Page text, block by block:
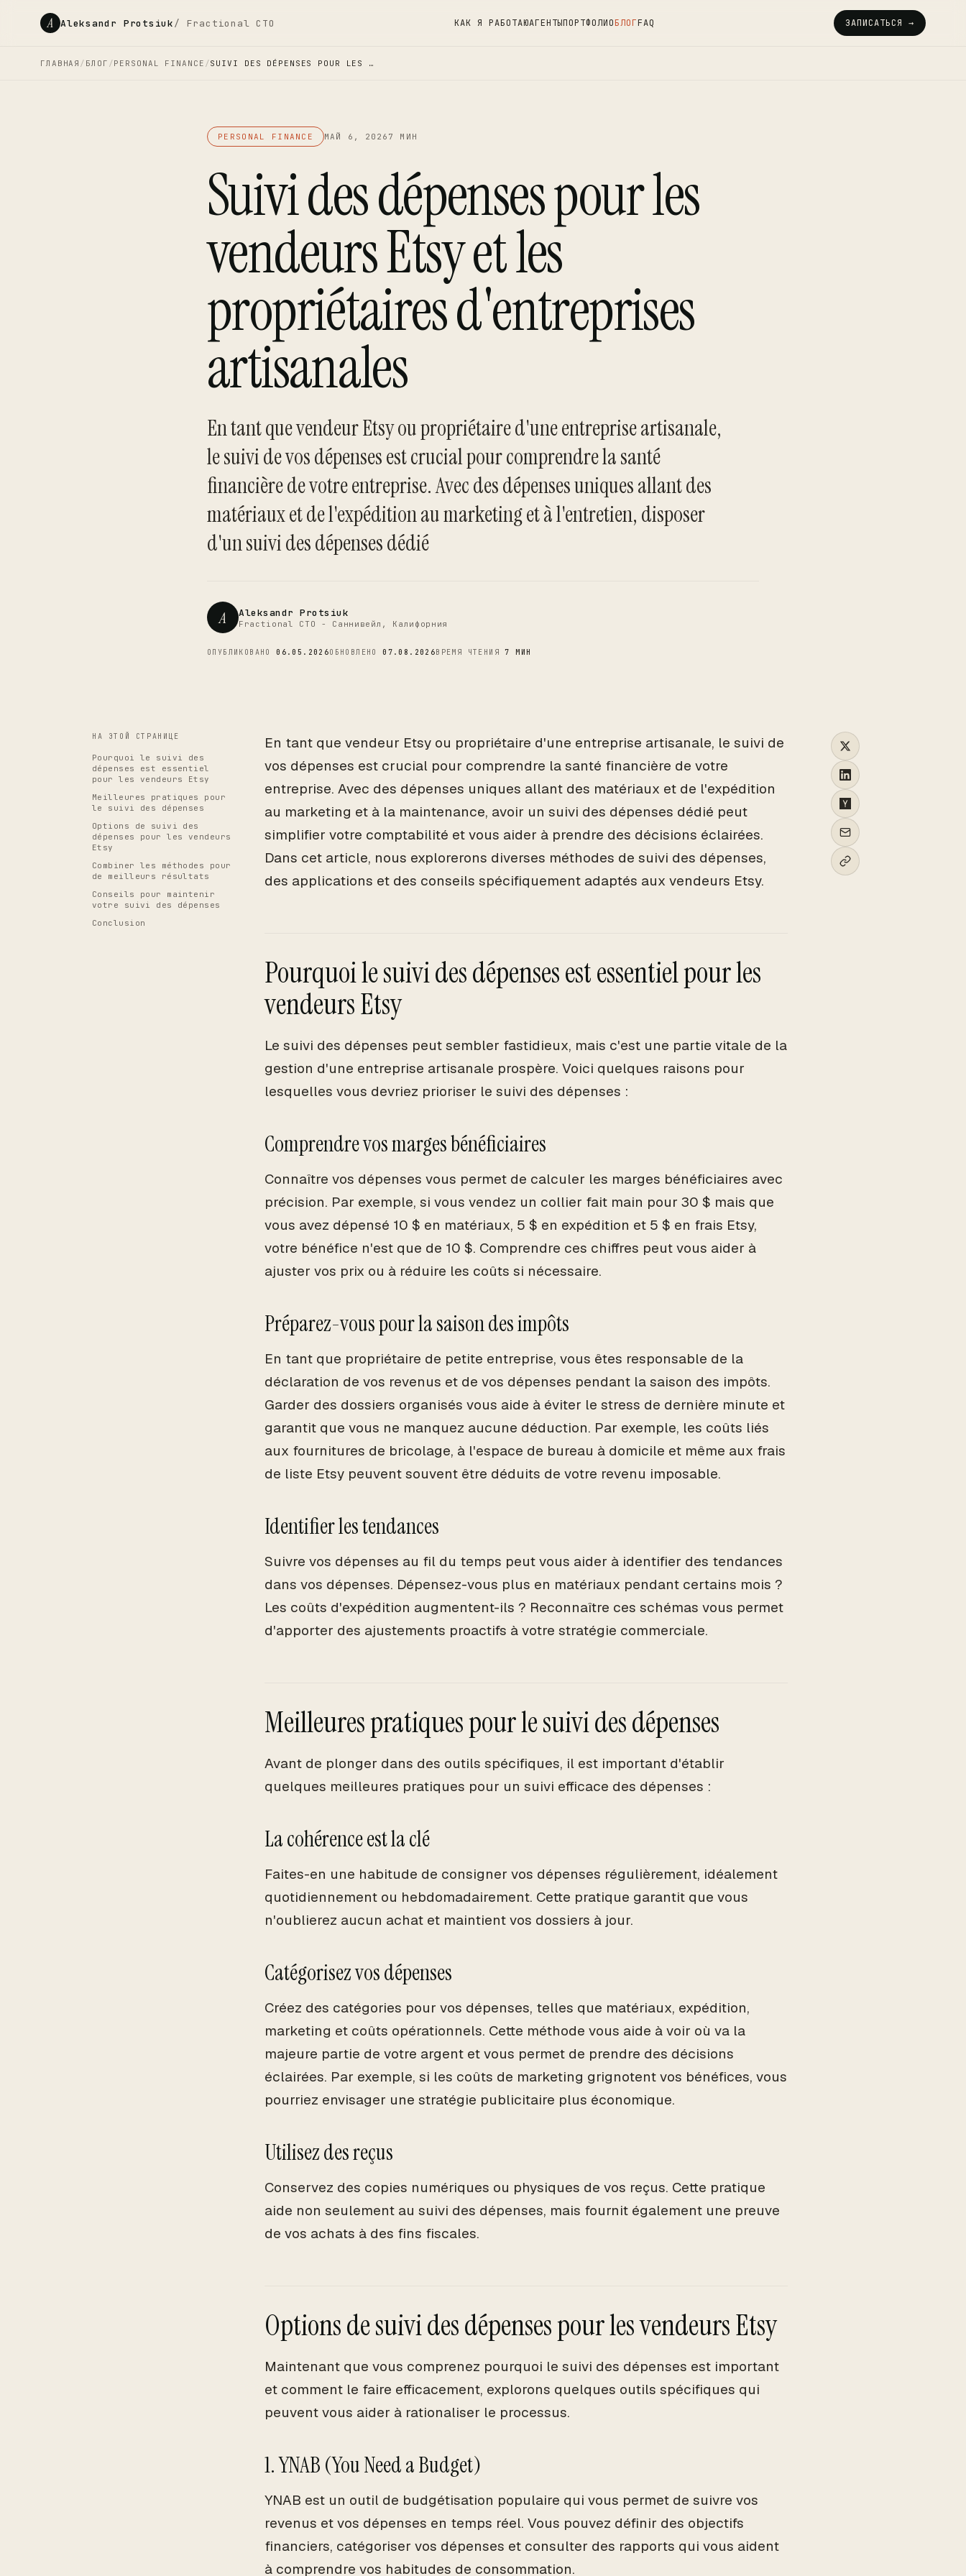
A Aleksandr Protsiuk/ Fractional CTO КАК Я РАБОТАЮАГЕНТЫПОРТФОЛИОБЛОГFAQ ЗАПИСАТЬСЯ →
ГЛАВНАЯ / БЛОГ /PERSONAL FINANCE /SUIVI DES DÉPENSES POUR LES …
PERSONAL FINANCE МАЙ 6, 2026 7 МИН
Suivi des dépenses pour les
vendeurs Etsy et les
propriétaires d'entreprises
artisanales
En tant que vendeur Etsy ou propriétaire d'une entreprise artisanale,
le suivi de vos dépenses est crucial pour comprendre la santé
financière de votre entreprise. Avec des dépenses uniques allant des
matériaux et de l'expédition au marketing et à l'entretien, disposer
d'un suivi des dépenses dédié
A Aleksandr Protsiuk
Fractional CTO - Саннивейл, Калифорния
ОПУБЛИКОВАНО06.05.2026ОБНОВЛЕНО07.08.2026ВРЕМЯ ЧТЕНИЯ7 МИН
CTO
НА ЭТОЙ СТРАНИЦЕ
Pourquoi le suivi des
dépenses est essentiel
pour les vendeurs Etsy
Meilleures pratiques pour
le suivi des dépenses
Options de suivi des
dépenses pour les vendeurs
Etsy
Combiner les méthodes pour
de meilleurs résultats
Conseils pour maintenir
votre suivi des dépenses
Conclusion
En tant que vendeur Etsy ou propriétaire d'une entreprise artisanale, le suivi de
vos dépenses est crucial pour comprendre la santé financière de votre
entreprise. Avec des dépenses uniques allant des matériaux et de l'expédition
au marketing et à la maintenance, avoir un suivi des dépenses dédié peut
simplifier votre comptabilité et vous aider à prendre des décisions éclairées.
Dans cet article, nous explorerons diverses méthodes de suivi des dépenses,
des applications et des conseils spécifiquement adaptés aux vendeurs Etsy.
Pourquoi le suivi des dépenses est essentiel pour les
vendeurs Etsy
Le suivi des dépenses peut sembler fastidieux, mais c'est une partie vitale de la
gestion d'une entreprise artisanale prospère. Voici quelques raisons pour
lesquelles vous devriez prioriser le suivi des dépenses :
Comprendre vos marges bénéficiaires
Connaître vos dépenses vous permet de calculer les marges bénéficiaires avec
précision. Par exemple, si vous vendez un collier fait main pour 30 $ mais que
vous avez dépensé 10 $ en matériaux, 5 $ en expédition et 5 $ en frais Etsy,
votre bénéfice n'est que de 10 $. Comprendre ces chiffres peut vous aider à
ajuster vos prix ou à réduire les coûts si nécessaire.
Préparez-vous pour la saison des impôts
En tant que propriétaire de petite entreprise, vous êtes responsable de la
déclaration de vos revenus et de vos dépenses pendant la saison des impôts.
Garder des dossiers organisés vous aide à éviter le stress de dernière minute et
garantit que vous ne manquez aucune déduction. Par exemple, les coûts liés
aux fournitures de bricolage, à l'espace de bureau à domicile et même aux frais
de liste Etsy peuvent souvent être déduits de votre revenu imposable.
Identifier les tendances
Suivre vos dépenses au fil du temps peut vous aider à identifier des tendances
dans vos dépenses. Dépensez-vous plus en matériaux pendant certains mois ?
Les coûts d'expédition augmentent-ils ? Reconnaître ces schémas vous permet
d'apporter des ajustements proactifs à votre stratégie commerciale.
Meilleures pratiques pour le suivi des dépenses
Avant de plonger dans des outils spécifiques, il est important d'établir
quelques meilleures pratiques pour un suivi efficace des dépenses :
La cohérence est la clé
Faites-en une habitude de consigner vos dépenses régulièrement, idéalement
quotidiennement ou hebdomadairement. Cette pratique garantit que vous
n'oublierez aucun achat et maintient vos dossiers à jour.
Catégorisez vos dépenses
Créez des catégories pour vos dépenses, telles que matériaux, expédition,
marketing et coûts opérationnels. Cette méthode vous aide à voir où va la
majeure partie de votre argent et vous permet de prendre des décisions
éclairées. Par exemple, si les coûts de marketing grignotent vos bénéfices, vous
pourriez envisager une stratégie publicitaire plus économique.
Utilisez des reçus
Conservez des copies numériques ou physiques de vos reçus. Cette pratique
aide non seulement au suivi des dépenses, mais fournit également une preuve
de vos achats à des fins fiscales.
Options de suivi des dépenses pour les vendeurs Etsy
Maintenant que vous comprenez pourquoi le suivi des dépenses est important
et comment le faire efficacement, explorons quelques outils spécifiques qui
peuvent vous aider à rationaliser le processus.
1. YNAB (You Need a Budget)
YNAB est un outil de budgétisation populaire qui vous permet de suivre vos
revenus et vos dépenses en temps réel. Vous pouvez définir des objectifs
financiers, catégoriser vos dépenses et consulter des rapports qui vous aident
à comprendre vos habitudes de consommation.